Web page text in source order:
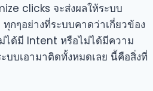
clicks จะส่งผลให้ระบบ
ๆอย่างที่ระบบคาดว่าเกี่ยวข้อง
ได้มี Intent หรือไม่ได้มีความ
บเอามาติดทั้งหมดเลย นี้คือสิ่งที่